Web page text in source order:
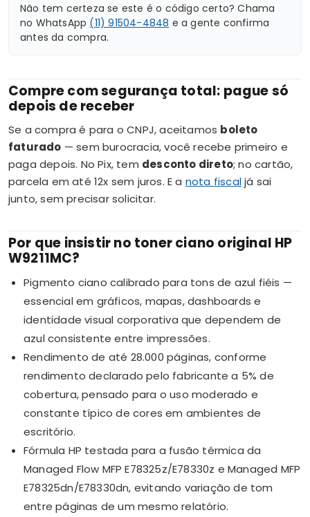
Não tem certeza se este é o código certo? Chama
no WhatsApp (11) 91504-4848 e a gente confirma
antes da compra.
Compre com segurança total: pague só
depois de receber
Se a compra é para o CNPJ, aceitamos boleto
faturado — sem burocracia, você recebe primeiro e
paga depois. No Pix, tem desconto direto; no cartão,
parcela em até 12x sem juros. E a nota fiscaljá sai
junto, sem precisar solicitar.
Por que insistir no toner ciano original HP
W9211MC?
Pigmento ciano calibrado para tons de azul fiéis —
essencial em gráficos, mapas, dashboards e
identidade visual corporativa que dependem de
azul consistente entre impressões.
Rendimento de até 28.000 páginas, conforme
rendimento declarado pelo fabricante a 5% de
cobertura, pensado para o uso moderado e
constante típico de cores em ambientes de
escritório.
Fórmula HP testada para a fusão térmica da
Managed Flow MFP E78325z/E78330z e Managed MFP
E78325dn/E78330dn, evitando variação de tom
entre páginas de um mesmo relatório.